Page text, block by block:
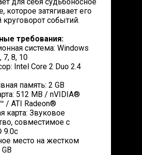
которое затягивает его
событий.
требования:
система: Windows
7, 8, 10
Intel Core 2 Duo 2.4
память: 2 GB
512 MB / nVIDIA®
/ ATI Radeon®
карта: Звуковое
совместимое с
9.0с
место на жестком